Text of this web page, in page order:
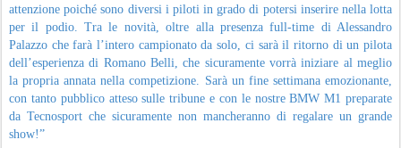
attenzione poiché sono diversi i piloti in grado di potersi inserire nella lotta
per il podio. Tra le novità, oltre alla presenza full-time di Alessandro
Palazzo che farà l’intero campionato da solo, ci sarà il ritorno di un pilota
dell’esperienza di Romano Belli, che sicuramente vorrà iniziare al meglio
la propria annata nella competizione. Sarà un fine settimana emozionante,
con tanto pubblico atteso sulle tribune e con le nostre BMW M1 preparate
da Tecnosport che sicuramente non mancheranno di regalare un grande
show!”